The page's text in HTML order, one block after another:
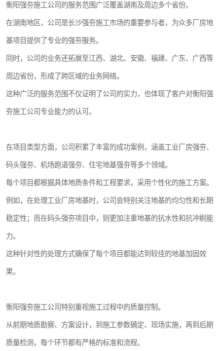
衡阳强夯施工公司的服务范围广泛覆盖湖南及周边多个省份。
在湖南地区，公司是长沙强夯施工市场的重要参与者，为众多厂房地
基项目提供了专业的强夯服务。
同时，公司的业务还拓展至江西、湖北、安徽、福建、广东、广西等
周边省份，形成了跨区域的业务网络。
这种广泛的服务范围不仅证明了公司的实力，也体现了客户对衡阳强
夯施工公司专业能力的认可。
在项目类型方面，公司积累了丰富的成功案例，涵盖工业厂房强夯、
码头强夯、机场跑道强夯、住宅地基强夯等多个领域。
每个项目都根据具体地质条件和工程要求，采用个性化的施工方案。
例如，在处理工业厂房地基时，公司会特别关注地基的均匀性和长期
稳定性；而在码头强夯项目中，则更加注重地基的抗水性和抗冲刷能
力。
这种针对性的处理方式确保了每个项目都能达到较佳的地基加固效
果。
衡阳强夯施工公司特别重视施工过程中的质量控制。
从前期地质勘察、方案设计，到施工参数确定、现场实施，再到后期
质量检测，每个环节都有严格的标准和流程。